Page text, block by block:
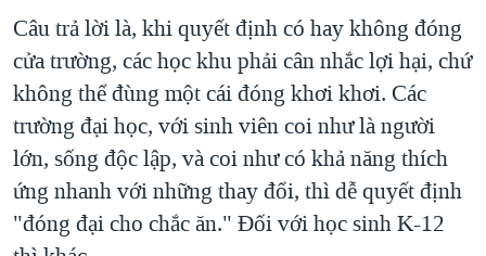
Câu trả lời là, khi quyết định có hay không đóng
cửa trường, các học khu phải cân nhắc lợi hại, chứ
không thể đùng một cái đóng khơi khơi. Các
trường đại học, với sinh viên coi như là người
lớn, sống độc lập, và coi như có khả năng thích
ứng nhanh với những thay đổi, thì dễ quyết định
"đóng đại cho chắc ăn." Đối với học sinh K-12